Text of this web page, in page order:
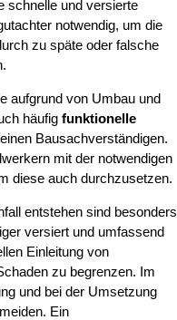
schnelle und versierte
notwendig, um die
zu späte oder falsche
aufgrund von Umbau und
häufig funktionelle
Bausachverständigen.
mit der notwendigen
diese auch durchzusetzen.
entstehen sind besonders
versiert und umfassend
Einleitung von
zu begrenzen. Im
und bei der Umsetzung
Ein